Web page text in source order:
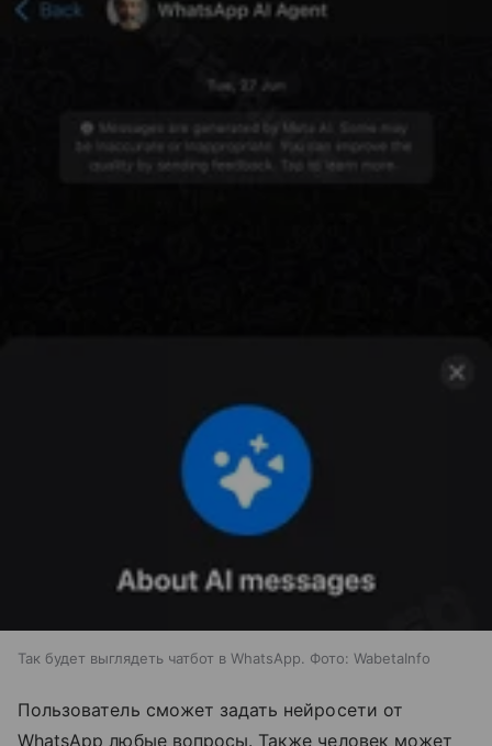
Так будет выглядеть чатбот в WhatsApp. Фото: WabetaInfo
Пользователь сможет задать нейросети от
WhatsApp любые вопросы. Также человек может